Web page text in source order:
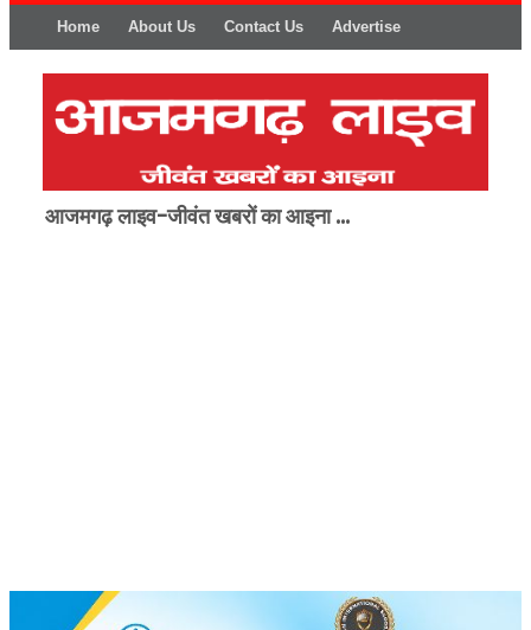
Home About Us Contact Us Advertise
आजमगढ़ लाइव-जीवंत खबरों का आइना ...